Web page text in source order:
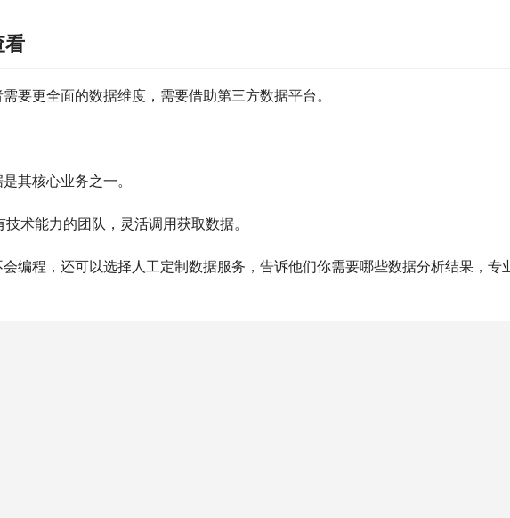
看
要更全面的数据维度，需要借助第三方数据平台。
其核心业务之一。
术能力的团队，灵活调用获取数据。
编程，还可以选择人工定制数据服务，告诉他们你需要哪些数据分析结果，专